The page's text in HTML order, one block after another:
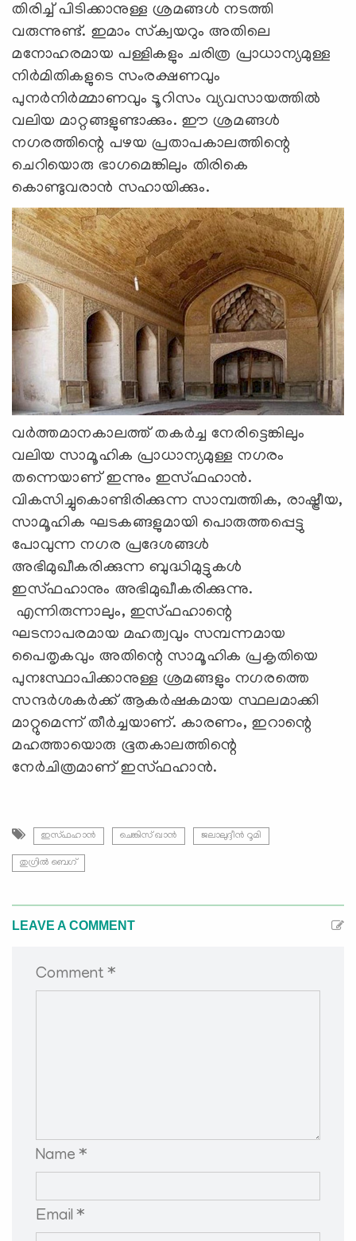
തിരിച്ച് പിടിക്കാനുള്ള ശ്രമങ്ങള്‍ നടത്തി
വരുന്നുണ്ട്. ഇമാം സ്‌ക്വയറും അതിലെ
മനോഹരമായ പള്ളികളും ചരിത്ര പ്രാധാന്യമുള്ള
നിര്‍മിതികളുടെ സംരക്ഷണവും
പുനര്‍നിര്‍മ്മാണവും ടൂറിസം വ്യവസായത്തില്‍
വലിയ മാറ്റങ്ങളുണ്ടാക്കും. ഈ ശ്രമങ്ങള്‍
നഗരത്തിന്റെ പഴയ പ്രതാപകാലത്തിന്റെ
ചെറിയൊരു ഭാഗമെങ്കിലും തിരികെ
കൊണ്ടുവരാന്‍ സഹായിക്കും.
വര്‍ത്തമാനകാലത്ത് തകര്‍ച്ച നേരിട്ടെങ്കിലും
വലിയ സാമൂഹിക പ്രാധാന്യമുള്ള നഗരം
തന്നെയാണ് ഇന്നും ഇസ്ഫഹാന്‍.
വികസിച്ചുകൊണ്ടിരിക്കുന്ന സാമ്പത്തിക, രാഷ്ട്രീയ,
സാമൂഹിക ഘടകങ്ങളുമായി പൊരുത്തപ്പെട്ടു
പോവുന്ന നഗര പ്രദേശങ്ങള്‍
അഭിമുഖീകരിക്കുന്ന ബുദ്ധിമുട്ടുകള്‍
ഇസ്ഫഹാനും അഭിമുഖീകരിക്കുന്നു.
എന്നിരുന്നാലും, ഇസ്ഫഹാന്റെ
ഘടനാപരമായ മഹത്വവും സമ്പന്നമായ
പൈതൃകവും അതിന്റെ സാമൂഹിക പ്രകൃതിയെ
പുനഃസ്ഥാപിക്കാനുള്ള ശ്രമങ്ങളും നഗരത്തെ
സന്ദര്‍ശകര്‍ക്ക് ആകര്‍ഷകമായ സ്ഥലമാക്കി
മാറ്റുമെന്ന് തീര്‍ച്ചയാണ്. കാരണം, ഇറാന്റെ
മഹത്തായൊരു ഭൂതകാലത്തിന്റെ
നേര്‍ചിത്രമാണ് ഇസ്ഫഹാന്‍.
ഇസ്ഫഹാന്‍ ചെങ്കിസ് ഖാൻ ജലാലുദ്ദീന്‍ റൂമി
തുഗ്രില്‍ ബെഗ്
LEAVE A COMMENT
Comment *
Name *
Email *